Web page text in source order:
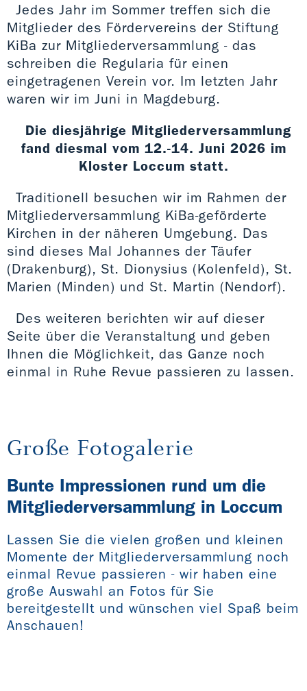
Jedes Jahr im Sommer treffen sich die
Mitglieder des Fördervereins der Stiftung
KiBa zur Mitgliederversammlung - das
schreiben die Regularia für einen
eingetragenen Verein vor. Im letzten Jahr
waren wir im Juni in Magdeburg.
Die diesjährige Mitgliederversammlung
fand diesmal vom 12.-14. Juni 2026 im
Kloster Loccum statt.
Traditionell besuchen wir im Rahmen der
Mitgliederversammlung KiBa-geförderte
Kirchen in der näheren Umgebung. Das
sind dieses Mal Johannes der Täufer
(Drakenburg), St. Dionysius (Kolenfeld), St.
Marien (Minden) und St. Martin (Nendorf).
Des weiteren berichten wir auf dieser
Seite über die Veranstaltung und geben
Ihnen die Möglichkeit, das Ganze noch
einmal in Ruhe Revue passieren zu lassen.
Große Fotogalerie
Bunte Impressionen rund um die
Mitgliederversammlung in Loccum
Lassen Sie die vielen großen und kleinen
Momente der Mitgliederversammlung noch
einmal Revue passieren - wir haben eine
große Auswahl an Fotos für Sie
bereitgestellt und wünschen viel Spaß beim
Anschauen!